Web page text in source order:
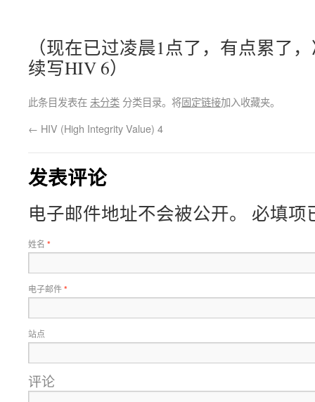
（现在已过凌晨1点了，有点累了
续写HIV 6）
此条目发表在 未分类 分类目录。将固定链接加入收藏夹。
← HIV (High Integrity Value) 4
发表评论
电子邮件地址不会被公开。 必填项
姓名 *
电子邮件*
站点
评论